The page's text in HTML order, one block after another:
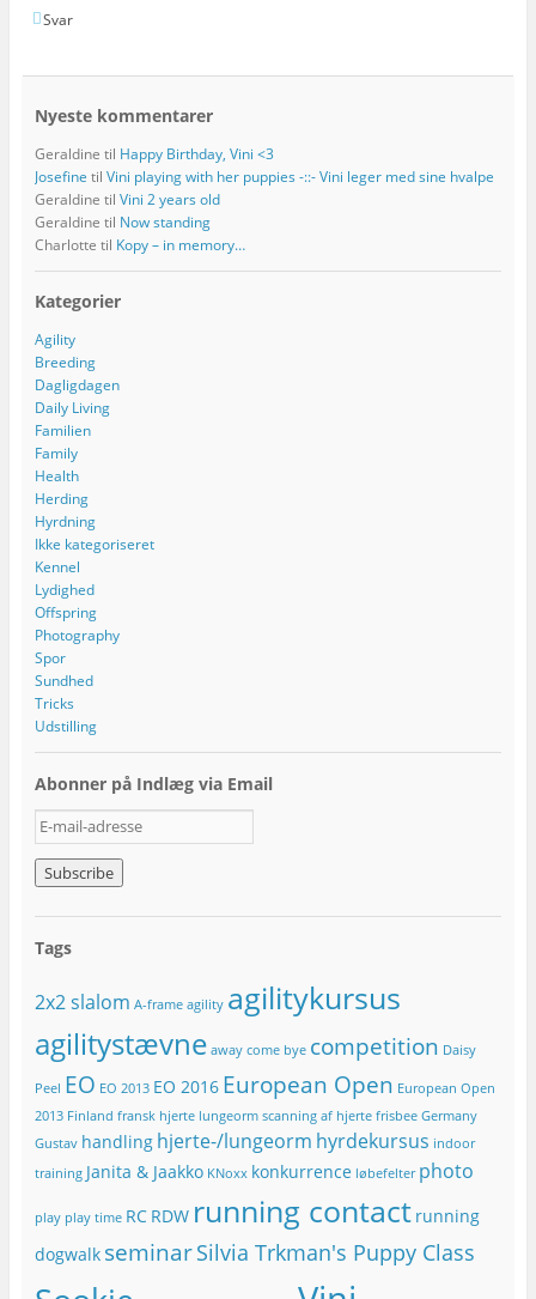
Svar
Nyeste kommentarer
Geraldine til Happy Birthday, Vini <3
Josefine til Vini playing with her puppies -::- Vini leger med sine hvalpe
Geraldine til Vini 2 years old
Geraldine til Now standing
Charlotte til Kopy – in memory…
Kategorier
Agility
Breeding
Dagligdagen
Daily Living
Familien
Family
Health
Herding
Hyrdning
Ikke kategoriseret
Kennel
Lydighed
Offspring
Photography
Spor
Sundhed
Tricks
Udstilling
Abonner på Indlæg via Email
E
-
m
a
i
-
d
e
s
e
Tags
2x2 slalom A-frame agility agilitykursus
agilitystævne away come bye competition Daisy
Peel EO EO 2013 EO 2016 European Open European Open
2013 Finland fransk hjerte lungeorm scanning af hjerte frisbee Germany
Gustav handling hjerte-/lungeorm hyrdekursus indoor
training Janita & Jaakko KNoxx konkurrence løbefelter photo
play play time RC RDW running contact running
dogwalk seminarSilvia Trkman's Puppy Class